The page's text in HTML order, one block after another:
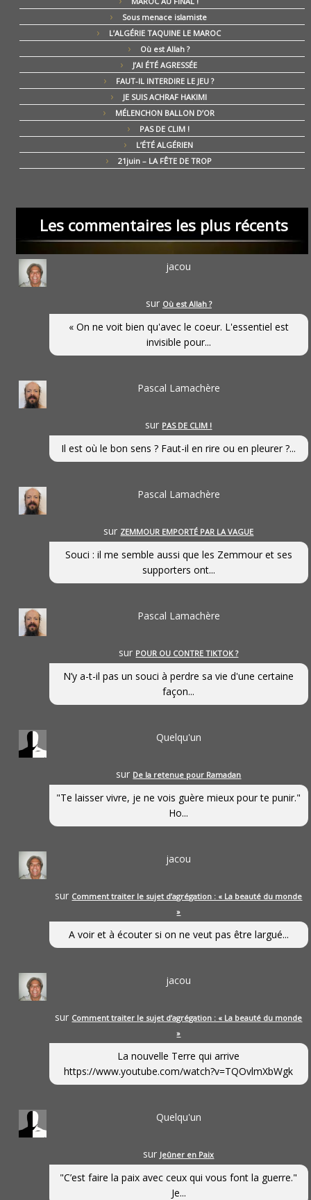
Sous menace islamiste
L’ALGÉRIE TAQUINE LE MAROC
Où est Allah ?
J’AI ÉTÉ AGRESSÉE
FAUT-IL INTERDIRE LE JEU ?
JE SUIS ACHRAF HAKIMI
MÉLENCHON BALLON D’OR
PAS DE CLIM !
L’ÉTÉ ALGÉRIEN
21juin – LA FÊTE DE TROP
Les commentaires les plus récents
jacou
sur Où est Allah ?
« On ne voit bien qu'avec le coeur. L'essentiel est
invisible pour...
Pascal Lamachère
sur PAS DE CLIM !
Il est où le bon sens ? Faut-il en rire ou en pleurer ?...
Pascal Lamachère
sur ZEMMOUR EMPORTÉ PAR LA VAGUE
Souci : il me semble aussi que les Zemmour et ses
supporters ont...
Pascal Lamachère
sur POUR OU CONTRE TIKTOK ?
N’y a-t-il pas un souci à perdre sa vie d'une certaine
façon...
Quelqu'un
sur De la retenue pour Ramadan
"Te laisser vivre, je ne vois guère mieux pour te punir."
Ho...
jacou
sur Comment traiter le sujet d’agrégation : « La beauté du monde
»
A voir et à écouter si on ne veut pas être largué...
jacou
sur Comment traiter le sujet d’agrégation : « La beauté du monde
»
La nouvelle Terre qui arrive
https://www.youtube.com/watch?v=TQOvlmXbWgk
Quelqu'un
sur Jeûner en Paix
"C’est faire la paix avec ceux qui vous font la guerre."
Je...